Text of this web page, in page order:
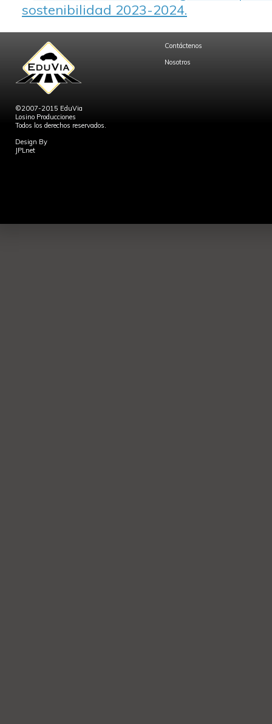
sostenibilidad 2023-2024.
©2007-2015 EduVia
Losino Producciones
Todos los derechos reservados.
Design By
JPLnet
Contáctenos
Nosotros